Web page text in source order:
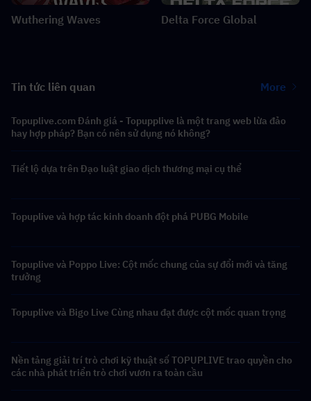
Wuthering Waves Delta Force Global
Tin tức liên quan More
Topuplive.com Đánh giá - Topupplive là một trang web lừa đảo
hay hợp pháp? Bạn có nên sử dụng nó không?
Tiết lộ dựa trên Đạo luật giao dịch thương mại cụ thể
Topuplive và hợp tác kinh doanh đột phá PUBG Mobile
Topuplive và Poppo Live: Cột mốc chung của sự đổi mới và tăng
trưởng
Topuplive và Bigo Live Cùng nhau đạt được cột mốc quan trọng
Nền tảng giải trí trò chơi kỹ thuật số TOPUPLIVE trao quyền cho
các nhà phát triển trò chơi vươn ra toàn cầu